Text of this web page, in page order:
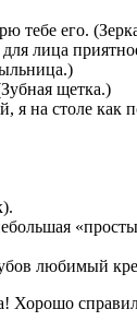
тебе его.
для лица
щетка.)
я на столе как
любимый
Хорошо